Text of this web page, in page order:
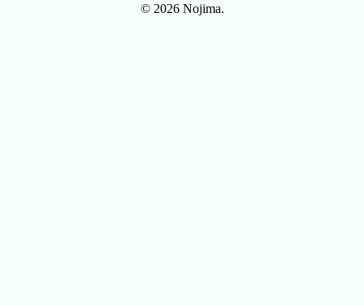
© 2026 Nojima.